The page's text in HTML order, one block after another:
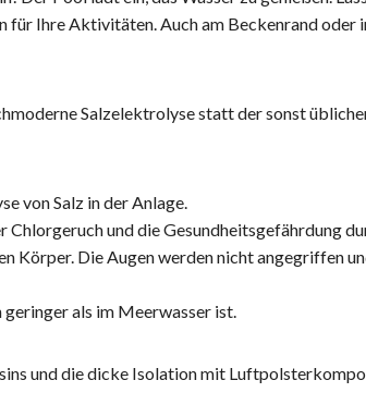
Ihre Aktivitäten. Auch am Beckenrand oder
Salzelektrolyse statt der sonst
von Salz in der Anlage.
und die Gesundheitsgefährdung
Körper. Die Augen werden nicht angegriffen
geringer als im Meerwasser ist.
und die dicke Isolation mit